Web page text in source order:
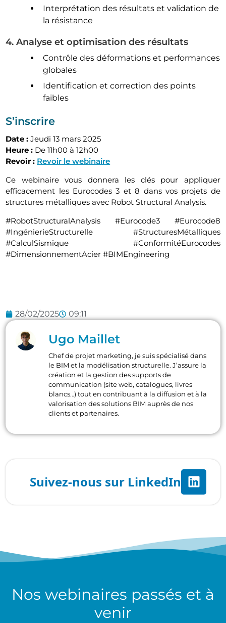
Interprétation des résultats et validation de
la résistance
4. Analyse et optimisation des résultats
Contrôle des déformations et performances
globales
Identification et correction des points
faibles
S’inscrire
Date : Jeudi 13 mars 2025
Heure : De 11h00 à 12h00
Revoir : Revoir le webinaire
Ce webinaire vous donnera les clés pour appliquer
efficacement les Eurocodes 3 et 8 dans vos projets de
structures métalliques avec Robot Structural Analysis.
#RobotStructuralAnalysis #Eurocode3 #Eurocode8
#IngénierieStructurelle #StructuresMétalliques
#CalculSismique #ConformitéEurocodes
#DimensionnementAcier #BIMEngineering
28/02/2025 09:11
Ugo Maillet
Chef de projet marketing, je suis spécialisé dans
le BIM et la modélisation structurelle. J’assure la
création et la gestion des supports de
communication (site web, catalogues, livres
blancs…) tout en contribuant à la diffusion et à la
valorisation des solutions BIM auprès de nos
clients et partenaires.
Nos webinaires passés et à
venir